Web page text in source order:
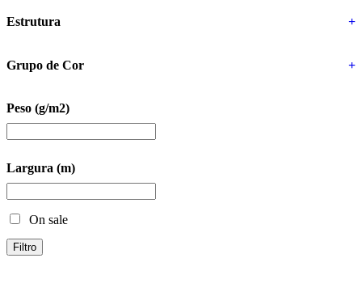
Estrutura +
Grupo de Cor +
Peso (g/m2)
Largura (m)
On sale
Filtro